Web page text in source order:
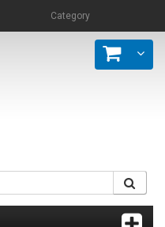
Category